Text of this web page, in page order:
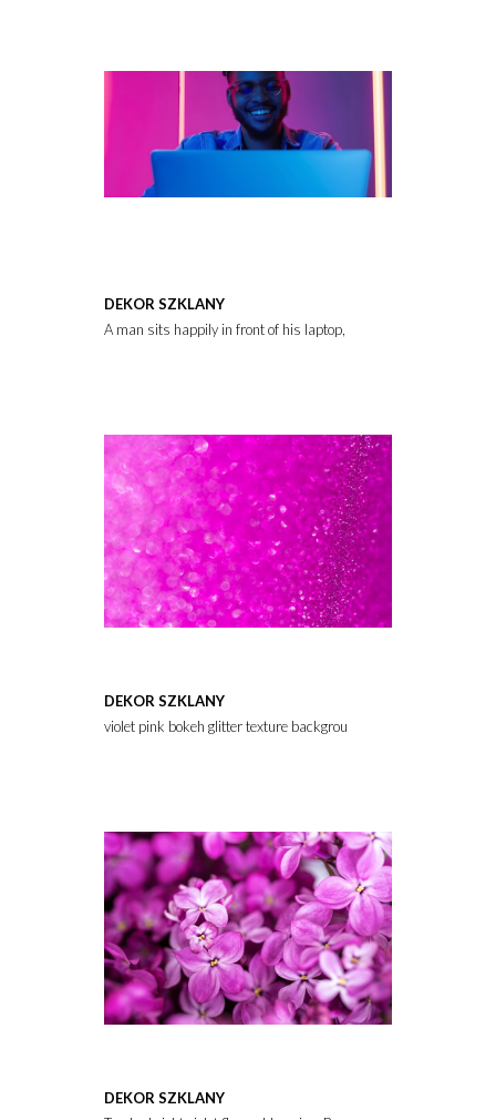
DEKOR SZKLANY
A man sits happily in front of his laptop, his eyes gleaming with
DEKOR SZKLANY
violet pink bokeh glitter texture background
DEKOR SZKLANY